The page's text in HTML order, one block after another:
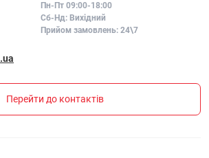
Пн-Пт 09:00-18:00
Сб-Нд: Вихідний
Прийом замовлень: 24\7
Перейти до контактів